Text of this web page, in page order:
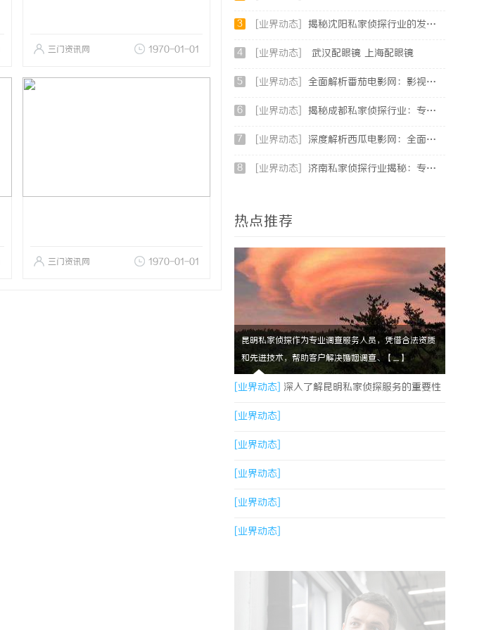
三门资讯网 1970-01-01
三门资讯网 1970-01-01
3 [业界动态] 揭秘沈阳私家侦探行业的发展与应用：专业侦探服务的全方位解析
4 [业界动态] 武汉配眼镜 上海配眼镜
5 [业界动态] 全面解析番茄电影网：影视爱好者的最佳资源站
6 [业界动态] 揭秘成都私家侦探行业：专业服务助力城市安宁
7 [业界动态] 深度解析西瓜电影网：全面体验影视娱乐新天地
8 [业界动态] 济南私家侦探行业揭秘：专业服务与案件解析全方位指南
热点推荐
昆明私家侦探作为专业调查服务人员，凭借合法资质
和先进技术，帮助客户解决婚姻调查、【....】
[业界动态] 深入了解昆明私家侦探服务的重要性
与选择指南
[业界动态]
[业界动态]
[业界动态]
[业界动态]
[业界动态]